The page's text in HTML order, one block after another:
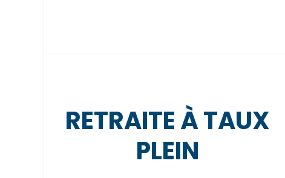
RETRAITE À TAUX
PLEIN